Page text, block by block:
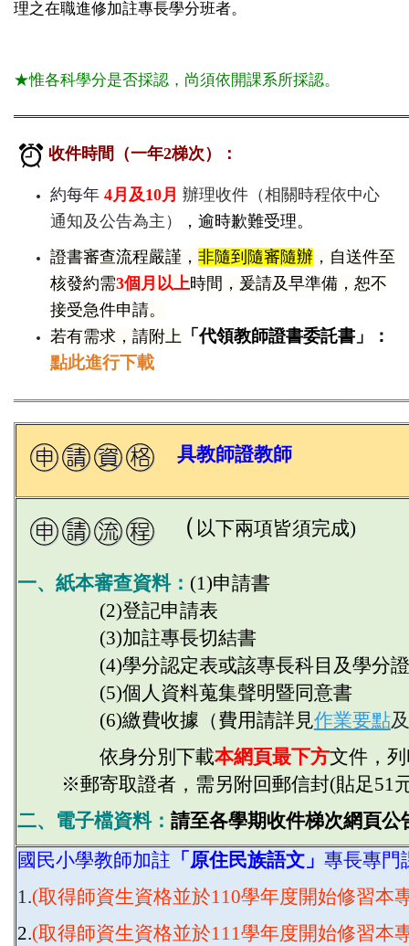
理之在職進修加註專長學分班者。
★惟各科學分是否採認，尚須依開課系所採認。
收件時間 （一年2梯次） ：
約每年 4月及10月 辦理收件（相關時程依中心
通知及公告為主）
，逾時歉難受理。
證書審查流程嚴謹， 非隨到隨審隨辦 ，自送件至
核發約需3個月以上時間 ，爰請及早準備，恕不
接受急件申請。
若有需求，請附上 「代領教師證書委託書」
：
點此進行下載
具教師證教師
（ 以下兩項皆須完成)
一、紙本審查資料： (1)申請書
(2)登記申請表
(3)加註專長切結書
(4)學分認定表或該專長科目及學分
(5)個人資料蒐集聲明暨同意書
(6)繳費收據（費用請詳見作業要點及
依身分別下載本網頁最下方文件，
※郵寄取證者，需另附回郵信封(貼足51
二、電子檔資料： 請至各學期收件梯次網頁公
國民小學教師加註 「原住民族語文」 專長專門
1.(取得師資生資格並於110學年度開始修習本
2.(取得師資生資格並於111學年度開始修習本